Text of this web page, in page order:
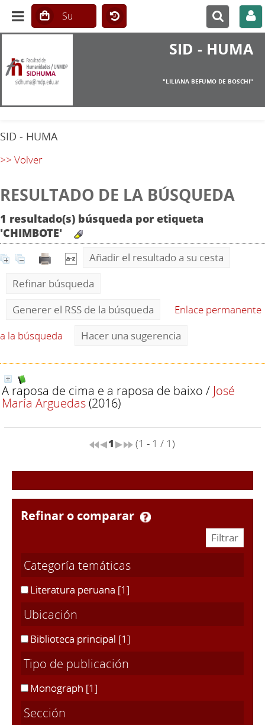
SID - HUMA
"LILIANA BEFUMO DE BOSCHI"
SID - HUMA
>> Volver
RESULTADO DE LA BÚSQUEDA
1 resultado(s) búsqueda por etiqueta
'CHIMBOTE'
Añadir el resultado a su cesta
Refinar búsqueda
Generer el RSS de la búsqueda
Enlace permanente
a la búsqueda
Hacer una sugerencia
A raposa de cima e a raposa de baixo / José
María Arguedas(2016)
1 (1 - 1 / 1)
refinar o comparar
Categoría temáticas
Literatura peruana [1]
Ubicación
Biblioteca principal [1]
Tipo de publicación
Monograph [1]
Sección